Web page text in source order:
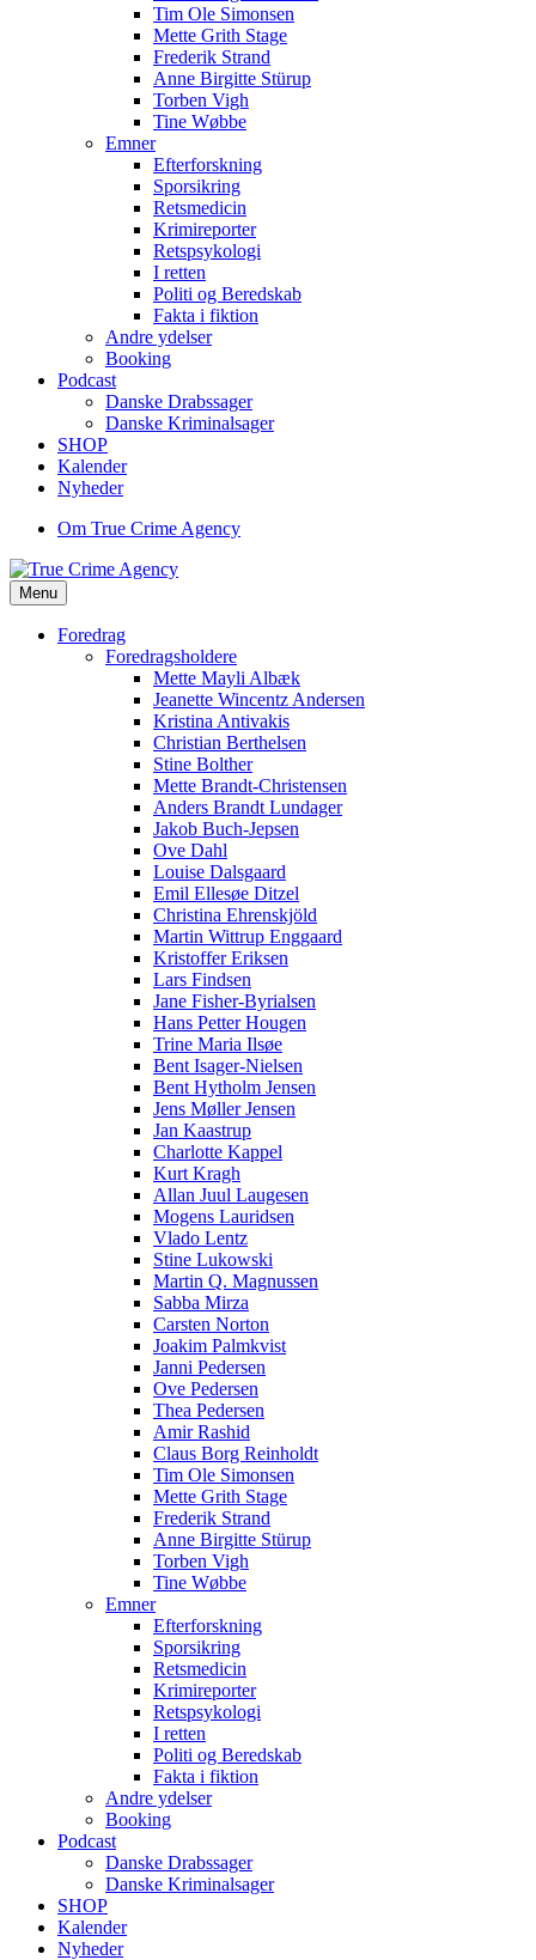
Tim Ole Simonsen
Mette Grith Stage
Frederik Strand
Anne Birgitte Stürup
Torben Vigh
Tine Wøbbe
Emner
Efterforskning
Sporsikring
Retsmedicin
Krimireporter
Retspsykologi
I retten
Politi og Beredskab
Fakta i fiktion
Andre ydelser
Booking
Podcast
Danske Drabssager
Danske Kriminalsager
SHOP
Kalender
Nyheder
Om True Crime Agency
Menu
Foredrag
Foredragsholdere
Mette Mayli Albæk
Jeanette Wincentz Andersen
Kristina Antivakis
Christian Berthelsen
Stine Bolther
Mette Brandt-Christensen
Anders Brandt Lundager
Jakob Buch-Jepsen
Ove Dahl
Louise Dalsgaard
Emil Ellesøe Ditzel
Christina Ehrenskjöld
Martin Wittrup Enggaard
Kristoffer Eriksen
Lars Findsen
Jane Fisher-Byrialsen
Hans Petter Hougen
Trine Maria Ilsøe
Bent Isager-Nielsen
Bent Hytholm Jensen
Jens Møller Jensen
Jan Kaastrup
Charlotte Kappel
Kurt Kragh
Allan Juul Laugesen
Mogens Lauridsen
Vlado Lentz
Stine Lukowski
Martin Q. Magnussen
Sabba Mirza
Carsten Norton
Joakim Palmkvist
Janni Pedersen
Ove Pedersen
Thea Pedersen
Amir Rashid
Claus Borg Reinholdt
Tim Ole Simonsen
Mette Grith Stage
Frederik Strand
Anne Birgitte Stürup
Torben Vigh
Tine Wøbbe
Emner
Efterforskning
Sporsikring
Retsmedicin
Krimireporter
Retspsykologi
I retten
Politi og Beredskab
Fakta i fiktion
Andre ydelser
Booking
Podcast
Danske Drabssager
Danske Kriminalsager
SHOP
Kalender
Nyheder